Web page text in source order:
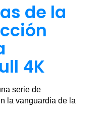
de la
4K
serie de
la vanguardia de la